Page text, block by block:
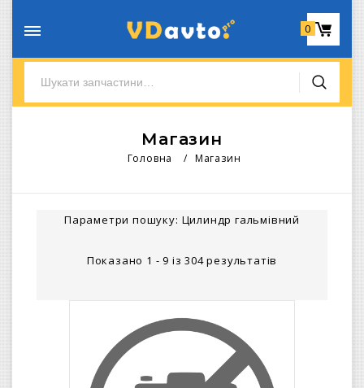
0
Магазин
Головна / Магазин
Параметри пошуку: Цилиндр гальмівний
Показано 1 - 9 із 304 результатів